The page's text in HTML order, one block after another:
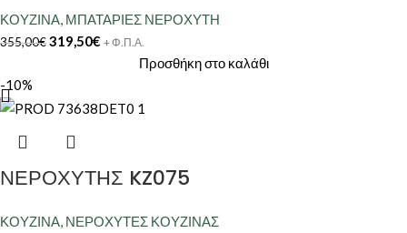
ΚΟΥΖΙΝΑ, ΜΠΑΤΑΡΙΕΣ ΝΕΡΟΧΥΤΗ
355,00€319,50€ + Φ.Π.Α.
Προσθήκη στο καλάθι
-10%
ΝΕΡΟΧΥΤΗΣ KZ075
ΚΟΥΖΙΝΑ, ΝΕΡΟΧΥΤΕΣ ΚΟΥΖΙΝΑΣ